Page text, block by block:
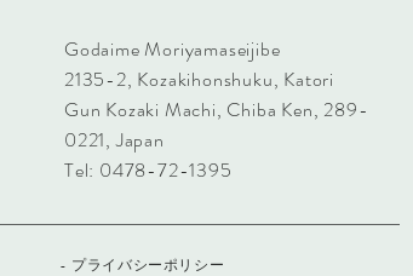
Godaime Moriyamaseijibe
2135-2, Kozakihonshuku, Katori
Gun Kozaki Machi, Chiba Ken, 289-
0221, Japan
Tel: 0478-72-1395
- プライバシーポリシー